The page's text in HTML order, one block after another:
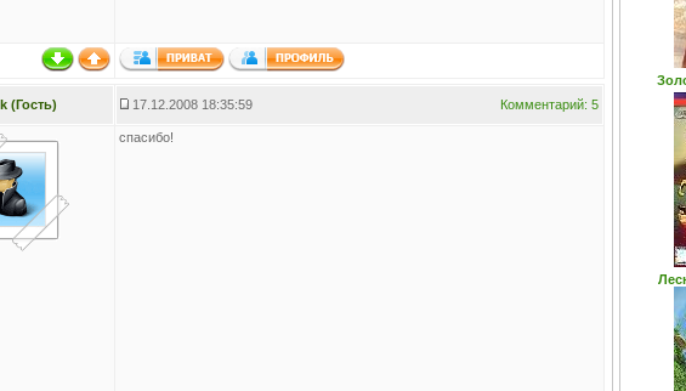
(Гость) 17.12.2008 18:35:59 Комментарий: 5
спасибо!